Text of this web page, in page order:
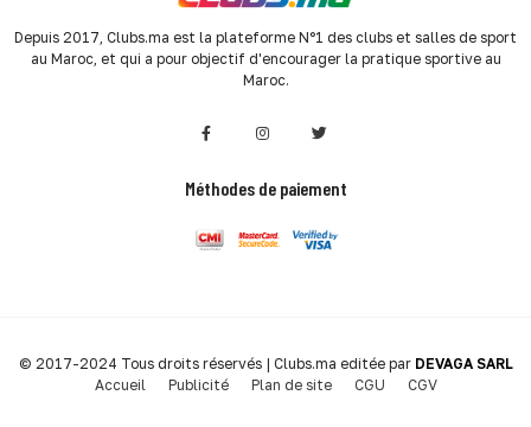
Depuis 2017, Clubs.ma est la plateforme N°1 des clubs et salles de sport
au Maroc, et qui a pour objectif d'encourager la pratique sportive au
Maroc.
Méthodes de paiement
© 2017-2024 Tous droits réservés | Clubs.ma editée par DEVAGA SARL
Accueil
Publicité Plan de site CGU CGV